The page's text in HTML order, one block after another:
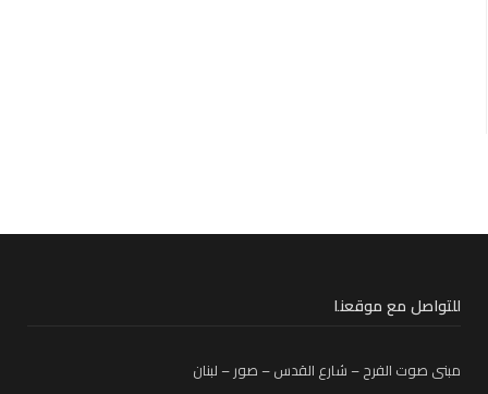
للتواصل مع موقعنا
مبنى صوت الفرح – شارع القدس – صور – لبنان